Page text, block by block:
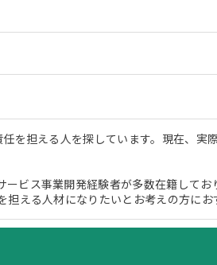
を担える人を探しています。現在、実
ビス事業開発経験者が多数在籍してお
える人材になりたいとお考えの方にお